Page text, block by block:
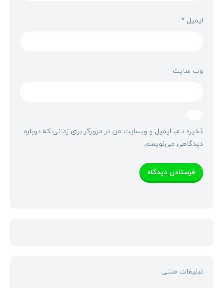
ایمیل *
وب‌ سایت
ذخیره نام، ایمیل و وبسایت من در مرورگر برای زمانی که دوباره
دیدگاهی می‌نویسم.
تبلیغات متنی